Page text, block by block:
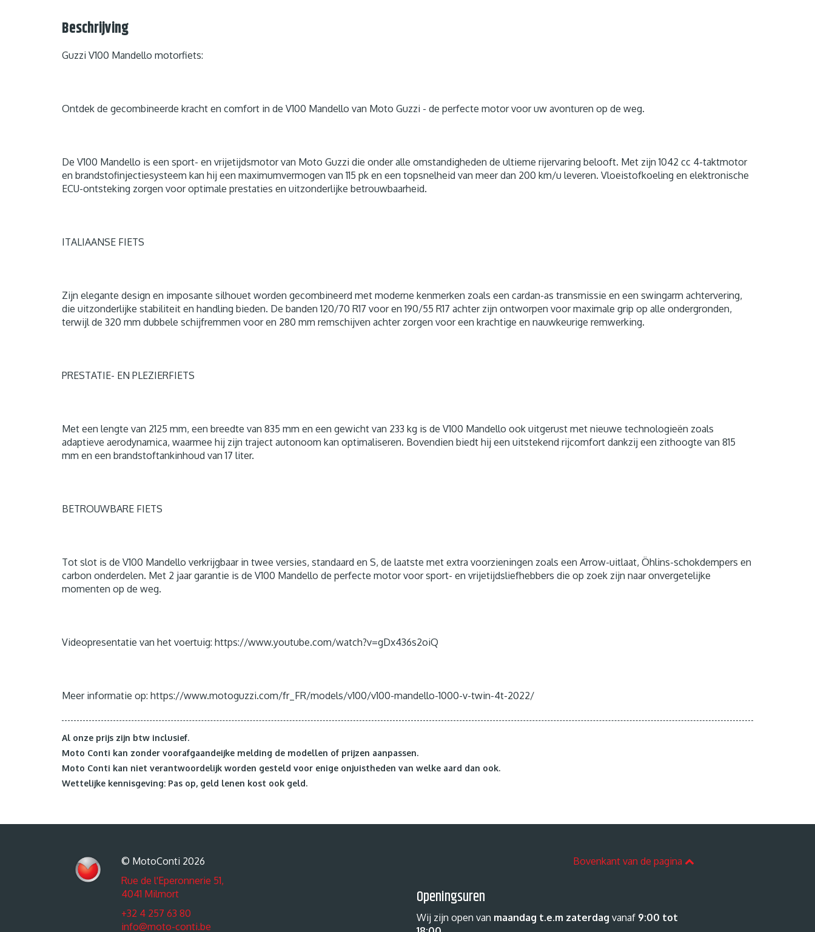
Beschrijving
Guzzi V100 Mandello motorfiets:
Ontdek de gecombineerde kracht en comfort in de V100 Mandello van Moto Guzzi - de perfecte motor voor uw avonturen op de weg.
De V100 Mandello is een sport- en vrijetijdsmotor van Moto Guzzi die onder alle omstandigheden de ultieme rijervaring belooft. Met zijn 1042 cc 4-taktmotor
en brandstofinjectiesysteem kan hij een maximumvermogen van 115 pk en een topsnelheid van meer dan 200 km/u leveren. Vloeistofkoeling en elektronische
ECU-ontsteking zorgen voor optimale prestaties en uitzonderlijke betrouwbaarheid.
ITALIAANSE FIETS
Zijn elegante design en imposante silhouet worden gecombineerd met moderne kenmerken zoals een cardan-as transmissie en een swingarm achtervering,
die uitzonderlijke stabiliteit en handling bieden. De banden 120/70 R17 voor en 190/55 R17 achter zijn ontworpen voor maximale grip op alle ondergronden,
terwijl de 320 mm dubbele schijfremmen voor en 280 mm remschijven achter zorgen voor een krachtige en nauwkeurige remwerking.
PRESTATIE- EN PLEZIERFIETS
Met een lengte van 2125 mm, een breedte van 835 mm en een gewicht van 233 kg is de V100 Mandello ook uitgerust met nieuwe technologieën zoals
adaptieve aerodynamica, waarmee hij zijn traject autonoom kan optimaliseren. Bovendien biedt hij een uitstekend rijcomfort dankzij een zithoogte van 815
mm en een brandstoftankinhoud van 17 liter.
BETROUWBARE FIETS
Tot slot is de V100 Mandello verkrijgbaar in twee versies, standaard en S, de laatste met extra voorzieningen zoals een Arrow-uitlaat, Öhlins-schokdempers en
carbon onderdelen. Met 2 jaar garantie is de V100 Mandello de perfecte motor voor sport- en vrijetijdsliefhebbers die op zoek zijn naar onvergetelijke
momenten op de weg.
Videopresentatie van het voertuig: https://www.youtube.com/watch?v=gDx436s2oiQ
Meer informatie op: https://www.motoguzzi.com/fr_FR/models/v100/v100-mandello-1000-v-twin-4t-2022/
Al onze prijs zijn btw inclusief.
Moto Conti kan zonder voorafgaandeijke melding de modellen of prijzen aanpassen.
Moto Conti kan niet verantwoordelijk worden gesteld voor enige onjuistheden van welke aard dan ook.
Wettelijke kennisgeving: Pas op, geld lenen kost ook geld.
© MotoConti 2026
Rue de l'Eperonnerie 51,
4041 Milmort
+32 4 257 63 80
info@moto-conti.be
Bovenkant van de pagina
Openingsuren
Wij zijn open van maandag t.e.m zaterdag vanaf 9:00 tot